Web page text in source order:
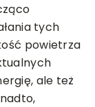
tych
powietrza
ale też